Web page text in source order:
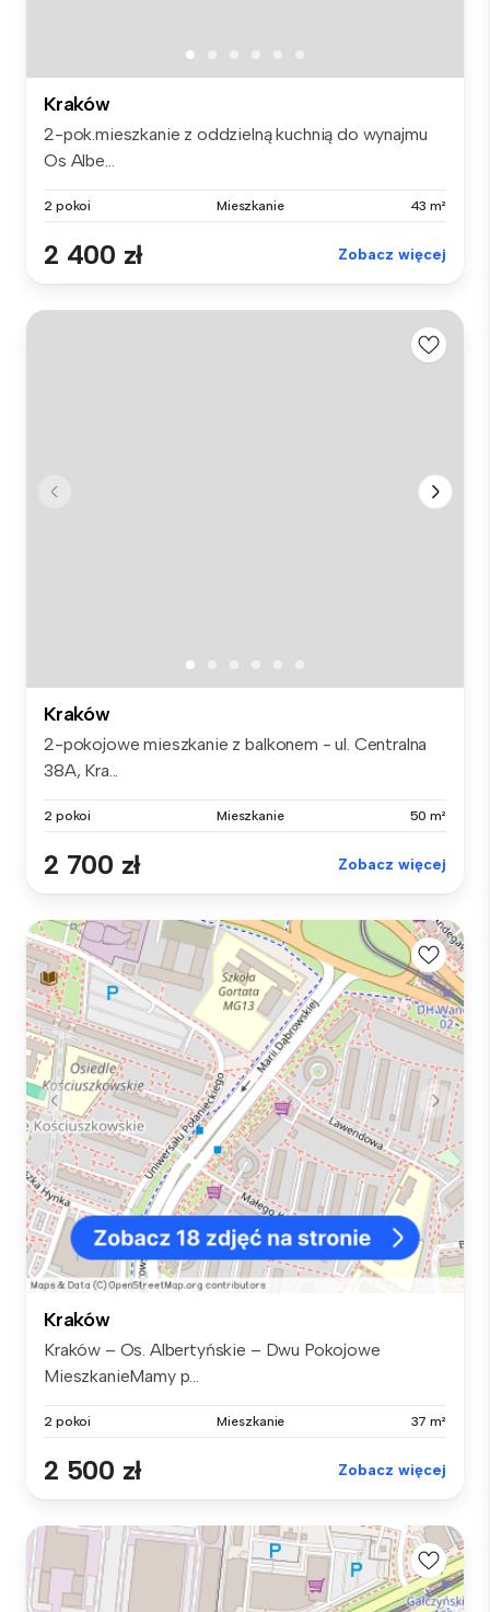
Kraków
2-pok.mieszkanie z oddzielną kuchnią do wynajmu
Os Albe...
2 pokoi Mieszkanie 43 m²
2 400 zł Zobacz więcej
Kraków
2-pokojowe mieszkanie z balkonem - ul. Centralna
38A, Kra...
2 pokoi Mieszkanie 50 m²
2 700 zł Zobacz więcej
Kraków
Kraków – Os. Albertyńskie – Dwu Pokojowe
MieszkanieMamy p...
2 pokoi Mieszkanie 37 m²
2 500 zł Zobacz więcej